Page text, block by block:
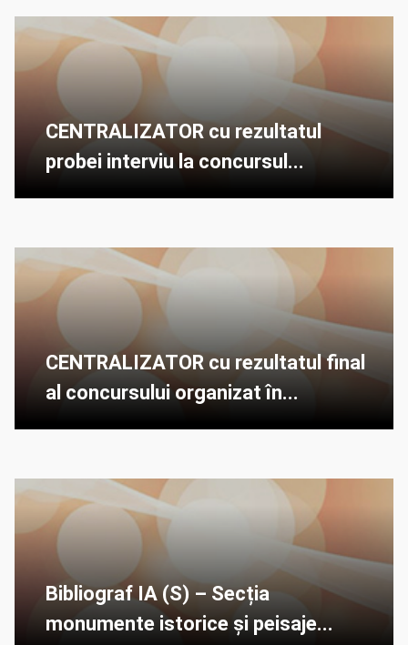
CENTRALIZATOR cu rezultatul
probei interviu la concursul...
CENTRALIZATOR cu rezultatul final
al concursului organizat în...
Bibliograf IA (S) – Secția
monumente istorice și peisaje...